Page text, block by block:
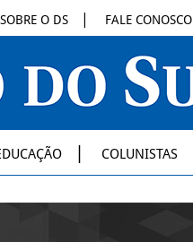
SOBRE O DS FALE CONOSCO
COLUNISTAS